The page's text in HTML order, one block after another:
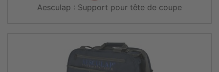
Aesculap : Support pour tête de coupe